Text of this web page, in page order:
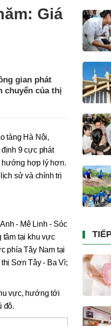
Giá
gian phát
chuyển của thị
tàng Hà Nội,
9 cực phát
hướng hợp lý hơn.
sử và chính trị
- Mê Linh - Sóc
tâm tại khu vực
phía Tây Nam tại
Sơn Tây - Ba Vì;
vực, hướng tới
đô.